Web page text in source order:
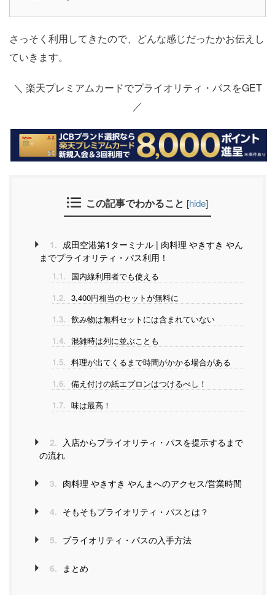
さっそく利用してきたので、どんな感じだったかお伝えし
ていきます。
＼ 楽天プレミアムカードでプライオリティ・パスをGET
／
この記事でわかること [hide]
1. 成田空港第1ターミナル | 肉料理 やきすき やん
までプライオリティ・パス利用！
1.1. 国内線利用者でも使える
1.2. 3,400円相当のセットが無料に
1.3. 飲み物は無料セットには含まれていない
1.4. 混雑時は列に並ぶことも
1.5. 料理が出てくるまで時間がかかる場合がある
1.6. 備え付けの紙エプロンはつけるべし！
1.7. 味は最高！
2. 入店からプライオリティ・パスを提示するまで
の流れ
3. 肉料理 やきすき やんまへのアクセス/営業時間
4. そもそもプライオリティ・パスとは？
5. プライオリティ・パスの入手方法
6. まとめ